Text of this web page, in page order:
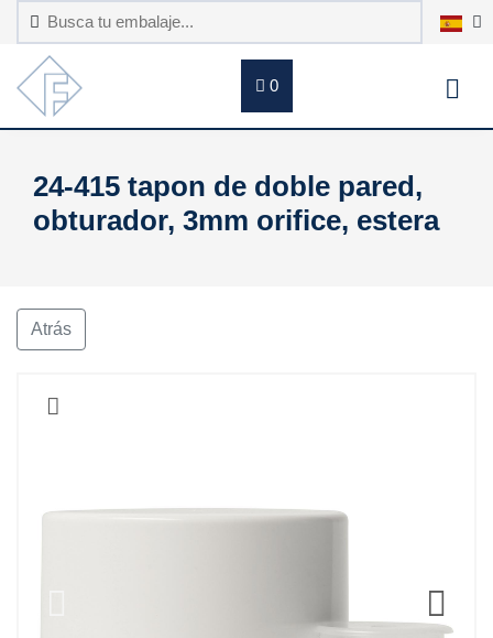
0
24-415 tapon de doble pared,
obturador, 3mm orifice, estera
Atrás